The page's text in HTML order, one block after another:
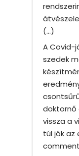
(…)
A Covid-
szedek
doktornő
vissza a
túl jók az